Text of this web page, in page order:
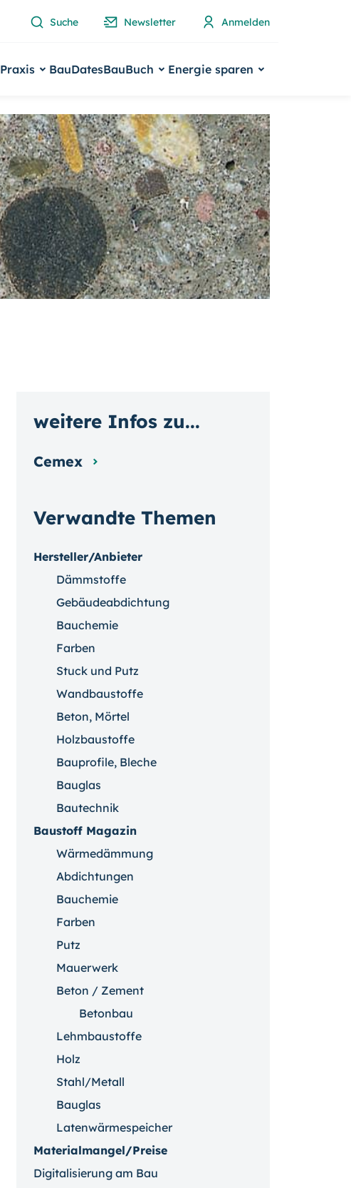
Suche Newsletter Anmelden
Praxis BauDatesBauBuch Energie sparen
Verwandte Themen
Hersteller/Anbieter
Dämmstoffe
Gebäudeabdichtung
Bauchemie
Farben
Stuck und Putz
Wandbaustoffe
Beton, Mörtel
Holzbaustoffe
Bauprofile, Bleche
Bauglas
Bautechnik
Baustoff Magazin
Wärmedämmung
Abdichtungen
Bauchemie
Farben
Putz
Mauerwerk
Beton / Zement
Betonbau
Lehmbaustoffe
Holz
Stahl/Metall
Bauglas
Latenwärmespeicher
Materialmangel/Preise
Digitalisierung am Bau
weitere Infos zu...
Cemex